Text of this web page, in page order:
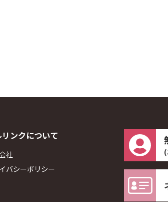
ンクについて
社
バシーポリシー